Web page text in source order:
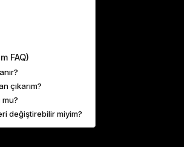
FAQ)
çıkarım?
değiştirebilir miyim?